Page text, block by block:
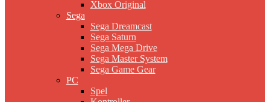
Xbox Original
Sega
Sega Dreamcast
Sega Saturn
Sega Mega Drive
Sega Master System
Sega Game Gear
PC
Spel